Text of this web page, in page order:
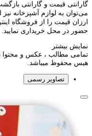
گارانتی قیمت و گارانتی
می‌توان به لوازم آشپزخانه
ارزان قیمت را از فروشگاه
حضور در محل خریداری نمایید.
نمایش بیشتر
تمامی مطالب ، عکس و محتوا
هیس محفوظ میباشد.
تصاویر رسمی